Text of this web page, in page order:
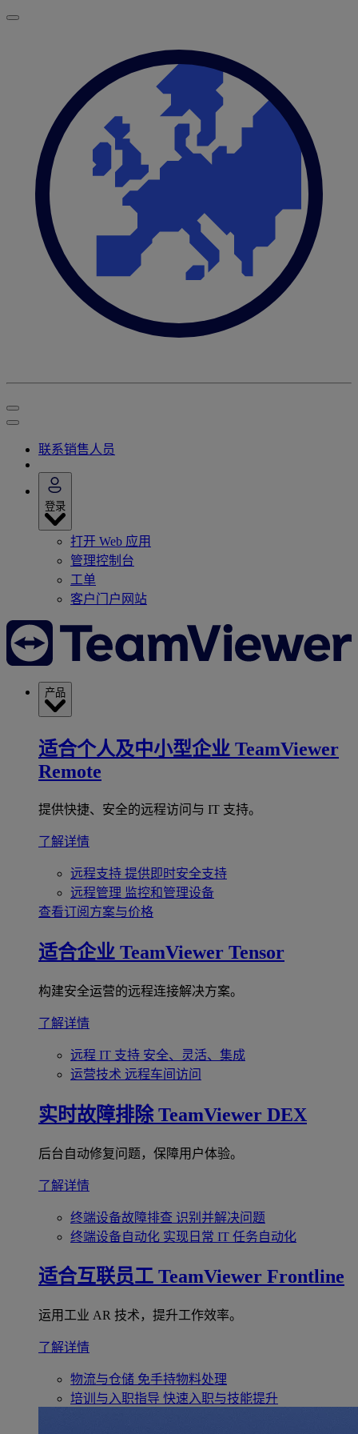
联系销售人员
登录
打开 Web 应用
管理控制台
工单
客户门户网站
产品
适合个人及中小型企业 TeamViewer
Remote
提供快捷、安全的远程访问与 IT 支持。
了解详情
远程支持 提供即时安全支持
远程管理 监控和管理设备
查看订阅方案与价格
适合企业 TeamViewer Tensor
构建安全运营的远程连接解决方案。
了解详情
远程 IT 支持 安全、灵活、集成
运营技术 远程车间访问
实时故障排除 TeamViewer DEX
后台自动修复问题，保障用户体验。
了解详情
终端设备故障排查 识别并解决问题
终端设备自动化 实现日常 IT 任务自动化
适合互联员工 TeamViewer Frontline
运用工业 AR 技术，提升工作效率。
了解详情
物流与仓储 免手持物料处理
培训与入职指导 快速入职与技能提升